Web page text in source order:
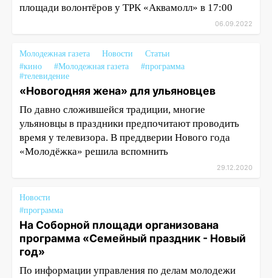
площади волонтёров у ТРК «Аквамолл» в 17:00
06.09.2022
Молодежная газета Новости
Статьи
#кино
#Молодежная газета
#программа
#телевидение
«Новогодняя жена» для ульяновцев
По давно сложившейся традиции, многие
ульяновцы в праздники предпочитают проводить
время у телевизора. В преддверии Нового года
«Молодёжка» решила вспомнить
29.12.2020
Новости
#программа
На Соборной площади организована
программа «Семейный праздник - Новый
год»
По информации управления по делам молодежи